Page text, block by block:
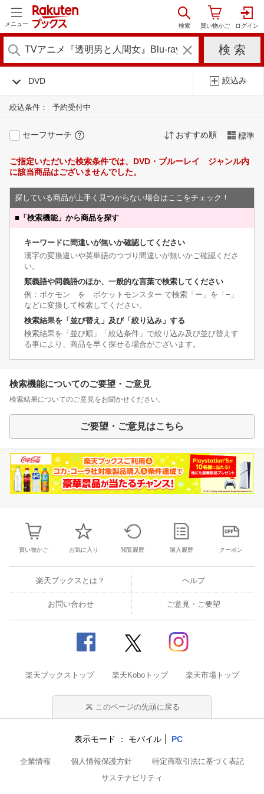
メニュー
DVD 絞込み
絞込条件： 予約受付中
セーフサーチ おすすめ順 標準
ご指定いただいた検索条件では、DVD・ブルーレイ ジャンル内
に該当商品はございませんでした。
探している商品が上手く見つからない場合はここをチェック！
■ 「検索機能」から商品を探す
キーワードに間違いが無いか確認してください
漢字の変換違いや英単語のつづり間違いが無いかご確認くださ
い。
類義語や同義語のほか、一般的な言葉で検索してください
例：ポケモン を ポケットモンスター で検索「ー」を「−」
などに変換して検索してください。
検索結果を「並び替え」及び「絞り込み」する
検索結果を「並び順」「絞込条件」で絞り込み及び並び替えす
る事により、商品を早く探せる場合がございます。
検索機能についてのご要望・ご意見
検索結果についてのご意見をお聞かせください。
ご要望・ご意見はこちら
買い物かご お気に入り 閲覧履歴 購入履歴 クーポン
楽天ブックスとは？ ヘルプ
お問い合わせ ご意見・ご要望
楽天ブックストップ 楽天Koboトップ 楽天市場トップ
このページの先頭に戻る
表示モード モバイル PC
企業情報 個人情報保護方針
特定商取引法に基づく表記
サステナビリティ